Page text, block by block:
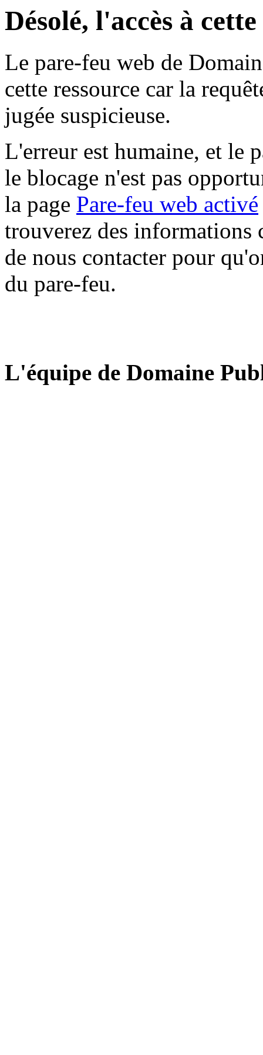
Désolé, l'accès à
Le pare-feu web de
cette ressource car la
jugée suspicieuse.
L'erreur est humaine, et le
le blocage n'est pas
la page Pare-feu web activé
trouverez des informations
de nous contacter pour
du pare-feu.
L'équipe de Domaine